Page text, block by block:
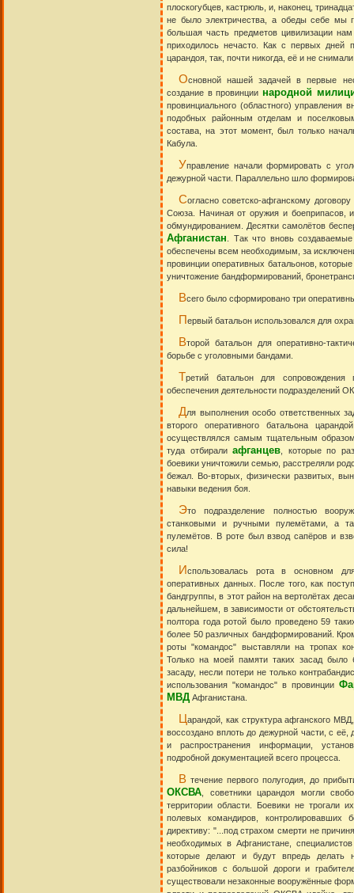
плоскогубцев, кастрюль, и, наконец,
не было электричества, а обеды себе мы
большая часть предметов цивилизации
приходилось нечасто. Как с первых дней
царандоя, так, почти никогда, её и не
Основной нашей задачей в первые
создание в провинции народной
провинциального (областного) управления
подобных районным отделам и
состава, на этот момент, был только
Кабула.
Управление начали формировать с
дежурной части. Параллельно шло
Согласно советско-афганскому
Союза. Начиная от оружия и боеприпасов,
обмундированием. Десятки самолётов
Афганистан . Так что вновь
обеспечены всем необходимым, за
провинции оперативных батальонов,
уничтожение бандформирований,
Всего было сформировано три
Первый батальон использовался для
Второй батальон для оперативно-
борьбе с уголовными бандами.
Третий батальон для
обеспечения деятельности подразделений
Для выполнения особо ответственных
второго оперативного батальона
осуществлялся самым тщательным
туда отбирали афганцев , которые по
боевики уничтожили семью, расстреляли
бежал. Во-вторых, физически развитых,
навыки ведения боя.
Это подразделение полностью
станковыми и ручными пулемётами, а
пулемётов. В роте был взвод сапёров и
сила!
Использовалась рота в основном
оперативных данных. После того, как
бандгруппы, в этот район на вертолётах
дальнейшем, в зависимости от
полтора года ротой было проведено 59
более 50 различных бандформирований.
роты "командос" выставляли на тропах
Только на моей памяти таких засад было
засаду, несли потери не только
использования "командос" в провинции
МВД Афганистана.
Царандой, как структура афганского
воссоздано вплоть до дежурной части, с
и распространения информации,
подробной документацией всего процесса.
В течение первого полугодия, до
ОКСВА , советники царандоя могли
территории области. Боевики не трогали
полевых командиров, контролировавших
директиву: "...под страхом смерти не
необходимых в Афганистане,
которые делают и будут впредь делать
разбойников с большой дороги и
существовали незаконные вооружённые